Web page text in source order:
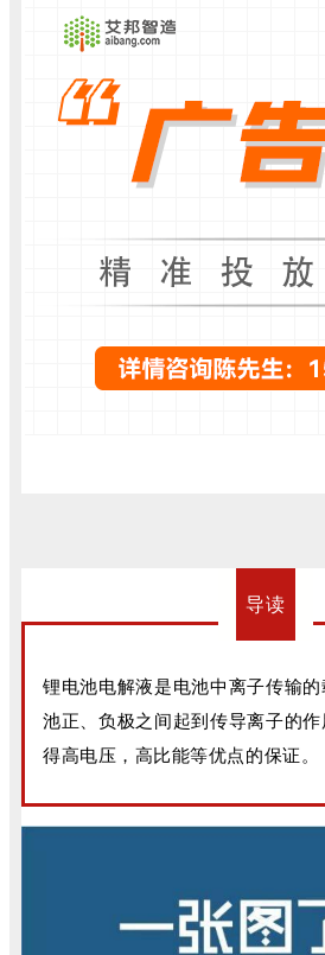
导读
锂电池电解液是电池中离子传输
池正、负极之间起到传导离子的
得高电压，高比能等优点的保证。